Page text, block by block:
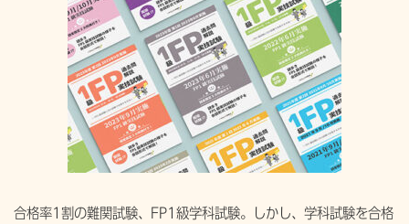
合格率1割の難関試験、FP1級学科試験。しかし、学科試験を合格